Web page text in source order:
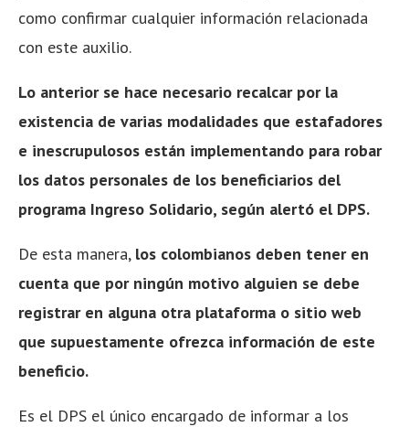
como confirmar cualquier información relacionada
con este auxilio.
Lo anterior se hace necesario recalcar por la
existencia de varias modalidades que estafadores
e inescrupulosos están implementando para robar
los datos personales de los beneficiarios del
programa Ingreso Solidario, según alertó el DPS.
De esta manera, los colombianos deben tener en
cuenta que por ningún motivo alguien se debe
registrar en alguna otra plataforma o sitio web
que supuestamente ofrezca información de este
beneficio.
Es el DPS el único encargado de informar a los